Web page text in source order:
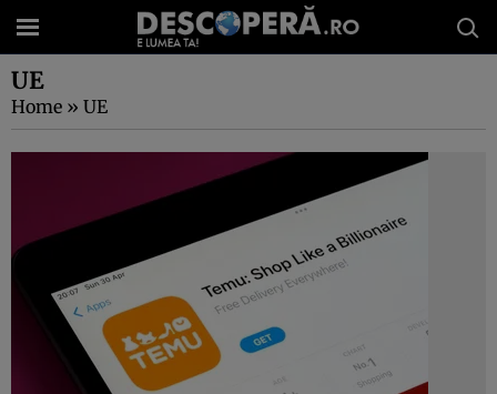
UE
Home » UE